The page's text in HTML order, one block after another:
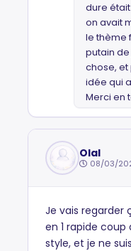
dure
on avait
le thème
putain
chose, et
idée qui
Merci en
Olal
08/03/
Je vais regarder
en 1 rapide
style, et je ne